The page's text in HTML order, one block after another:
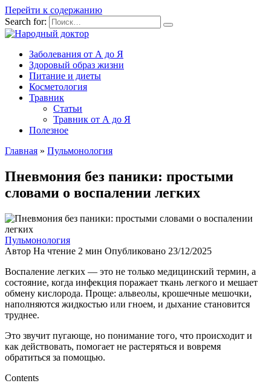
Перейти к содержанию
Search for:
Заболевания от А до Я
Здоровый образ жизни
Питание и диеты
Косметология
Травник
Статьи
Травник от А до Я
Полезное
Главная » Пульмонология
Пневмония без паники: простыми
словами о воспалении легких
Пульмонология
Автор На чтение 2 мин Опубликовано 23/12/2025
Воспаление легких — это не только медицинский термин, а
состояние, когда инфекция поражает ткань легкого и мешает
обмену кислорода. Проще: альвеолы, крошечные мешочки,
наполняются жидкостью или гноем, и дыхание становится
труднее.
Это звучит пугающе, но понимание того, что происходит и
как действовать, помогает не растеряться и вовремя
обратиться за помощью.
Contents